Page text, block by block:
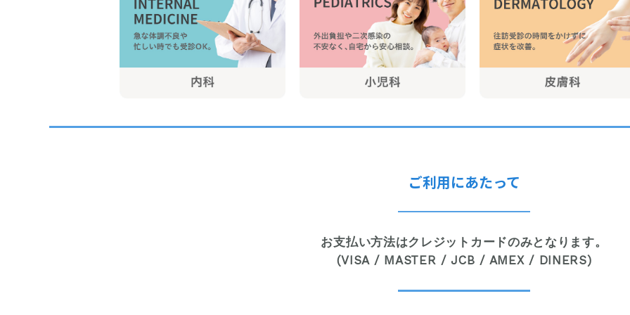
ご利用にあたって
お支払い方法はクレジットカードのみとなります。
(VISA / MASTER / JCB / AMEX / DINERS)